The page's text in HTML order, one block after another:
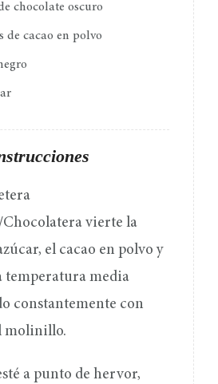
chocolate oscuro
de cacao en polvo
Chocolatera vierte la
el cacao en polvo y
temperatura media
constantemente con
molinillo.
a punto de hervor,